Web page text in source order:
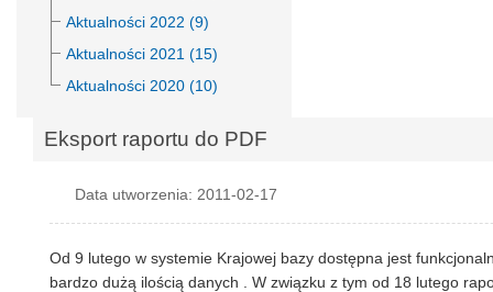
Aktualności 2022 (9)
Aktualności 2021 (15)
Aktualności 2020 (10)
Eksport raportu do PDF
Data utworzenia: 2011-02-17
Od 9 lutego w systemie Krajowej bazy dostępna jest
bardzo dużą ilością danych . W związku z tym od 18 lutego